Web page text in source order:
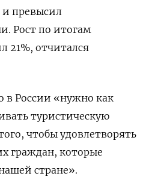
и превысил
Рост по итогам
21%, отчитался
в России «нужно как
туристическую
чтобы удовлетворять
граждан, которые
стране».